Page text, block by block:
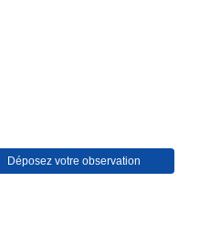
Déposez votre observation